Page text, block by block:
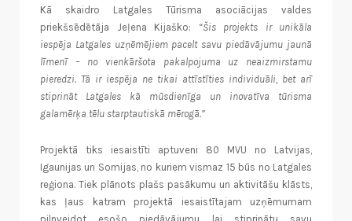
Kā skaidro Latgales Tūrisma asociācijas valdes
priekšsēdētāja Jeļena Kijaško: “Šis projekts ir unikāla
iespēja Latgales uzņēmējiem pacelt savu piedāvājumu jaunā
līmenī – no vienkāršota pakalpojuma uz neaizmirstamu
pieredzi. Tā ir iespēja ne tikai attīstīties individuāli, bet arī
stiprināt Latgales kā mūsdienīga un inovatīva tūrisma
galamērķa tēlu starptautiskā mērogā.”
Projektā tiks iesaistīti aptuveni 80 MVU no Latvijas,
Igaunijas un Somijas, no kuriem vismaz 15 būs no Latgales
reģiona. Tiek plānots plašs pasākumu un aktivitāšu klāsts,
kas ļaus katram projektā iesaistītajam uzņēmumam
pilnveidot esošo piedāvājumu, lai stiprinātu savu